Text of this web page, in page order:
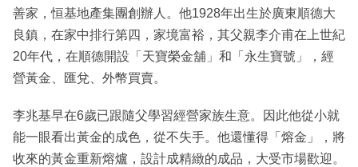
善家，恒基地產集團創辦人。他1928年出生於廣東順德大
良鎮，在家中排行第四，家境富裕，其父親李介甫在上世紀
20年代，在順德開設「天寶榮金舖」和「永生寶號」，經
營黃金、匯兌、外幣買賣。
李兆基早在6歲已跟隨父學習經營家族生意。因此他從小就
能一眼看出黃金的成色，從不失手。他還懂得「熔金」，將
收來的黃金重新熔爐，設計成精緻的成品，大受市場歡迎。